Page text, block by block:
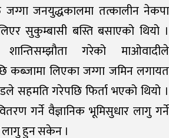
जग्गा जनयुद्धकालमा तत्कालीन नेकपा
सुकुम्बासी बस्ति बसाएको थियो ।
गरेको माओवादीले
कब्जामा लिएका जग्गा जमिन लगायत
सहमति गरेपछि फिर्ता भएको थियो ।
गर्ने वैज्ञानिक भूमिसुधार लागु गर्ने
लागु हुन सकेन ।